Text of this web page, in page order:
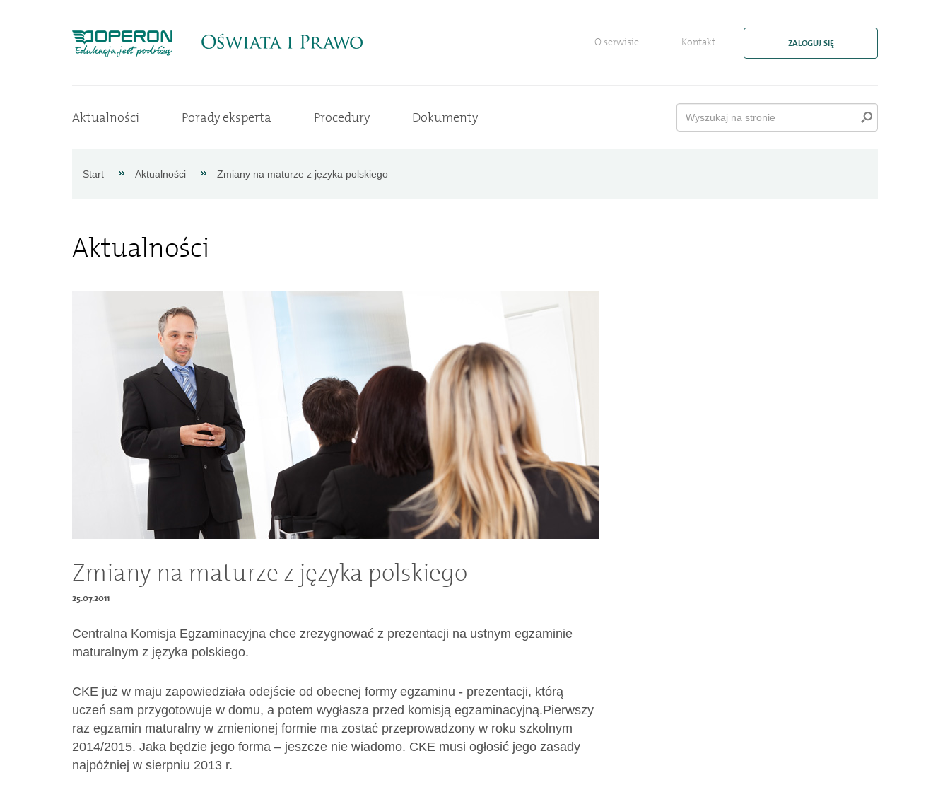
Aktualności
O serwisie Kontakt ZALOGUJ SIĘ
Aktualności Porady eksperta Procedury Dokumenty
Start Aktualności Zmiany na maturze z języka polskiego
Aktualności
Zmiany na maturze z języka polskiego
25.07.2011
Centralna Komisja Egzaminacyjna chce zrezygnować z prezentacji na ustnym egzaminie
maturalnym z języka polskiego.
CKE już w maju zapowiedziała odejście od obecnej formy egzaminu - prezentacji, którą
uczeń sam przygotowuje w domu, a potem wygłasza przed komisją egzaminacyjną.Pierwszy
raz egzamin maturalny w zmienionej formie ma zostać przeprowadzony w roku szkolnym
2014/2015. Jaka będzie jego forma – jeszcze nie wiadomo. CKE musi ogłosić jego zasady
najpóźniej w sierpniu 2013 r.